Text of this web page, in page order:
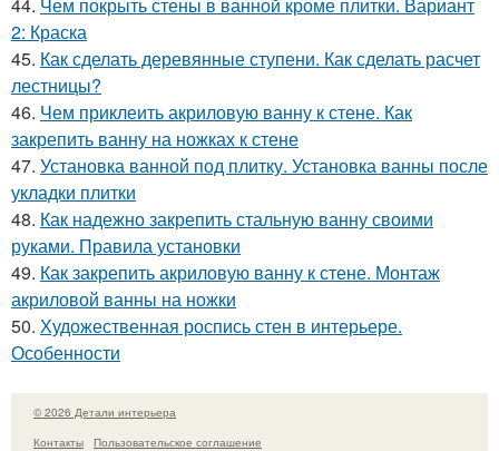
2: Краска
45. Как сделать деревянные ступени. Как сделать расчет
лестницы?
46. Чем приклеить акриловую ванну к стене. Как
закрепить ванну на ножках к стене
47. Установка ванной под плитку. Установка ванны после
укладки плитки
48. Как надежно закрепить стальную ванну своими
руками. Правила установки
49. Как закрепить акриловую ванну к стене. Монтаж
акриловой ванны на ножки
50. Художественная роспись стен в интерьере.
Особенности
© 2026 Детали интерьера
Контакты
Пользовательское соглашение